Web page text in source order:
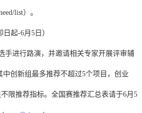
list）。
起-6月5日）
手进行路演，并邀请相关专家开展评审辅
创新组最多推荐不超过5个项目，创业
限推荐指标。全国赛推荐汇总表请于6月5